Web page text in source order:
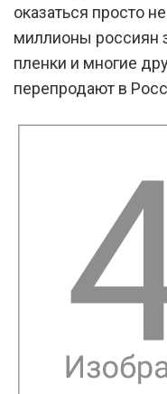
оказаться просто
миллионы россиян
пленки и многие
перепродают в